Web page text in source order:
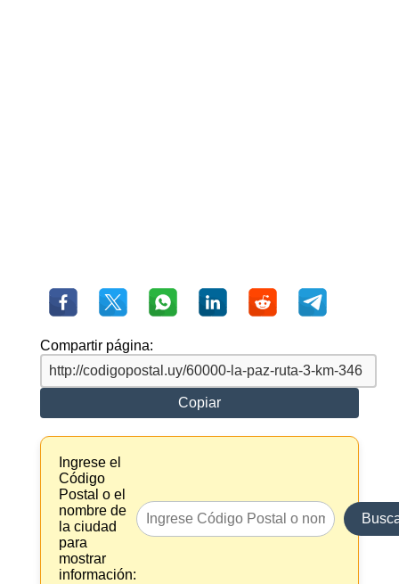
Compartir página:
Copiar
Ingrese el
Código
Postal o el
nombre de
la ciudad
para
mostrar
información: